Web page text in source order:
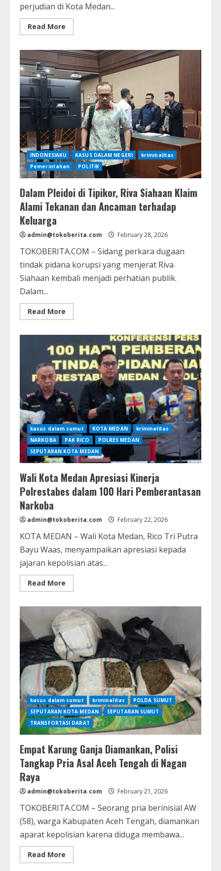
perjudian di Kota Medan...
Read More
more
Medan
Buka
Posko
Aduan,
Soroti
Maraknya
Praktik
Judi
di
Masyarakat
INDONESIAKU KASUS DALAM NEGERI
kriminalitas
Pemerintahan
POLITIK
Dalam Pleidoi di Tipikor, Riva Siahaan Klaim
Alami Tekanan dan Ancaman terhadap
Keluarga
admin@tokoberita.com February 28, 2026
TOKOBERITA.COM – Sidang perkara dugaan
tindak pidana korupsi yang menjerat Riva
Siahaan kembali menjadi perhatian publik.
Dalam...
Read More
more
di
Tipikor,
Riva
Siahaan
Klaim
Alami
Tekanan
dan
Ancaman
terhadap
Keluarga
kasus dalam sumut KOTA MEDAN
kriminalitas
NARKOBA
PAK RICO
POLRES MEDAN
SEPUTARAN KOTA MEDAN
Wali Kota Medan Apresiasi Kinerja
Polrestabes dalam 100 Hari Pemberantasan
Narkoba
admin@tokoberita.com February 22, 2026
KOTA MEDAN – Wali Kota Medan, Rico Tri Putra
Bayu Waas, menyampaikan apresiasi kepada
jajaran kepolisian atas...
Read More
more
Kota
Medan
Apresiasi
Kinerja
Polrestabes
dalam
100
Hari
Pemberantasan
Narkoba
kasus dalam sumut kriminalitas
POLDA SUMUT
SEPUTARAN KOTA MEDAN
SEPUTARAN SUMUT
TRANSFORTASI DARAT
Empat Karung Ganja Diamankan, Polisi
Tangkap Pria Asal Aceh Tengah di Nagan
Raya
admin@tokoberita.com February 21, 2026
TOKOBERITA.COM – Seorang pria berinisial AW
(58), warga Kabupaten Aceh Tengah, diamankan
aparat kepolisian karena diduga membawa...
Read More
more